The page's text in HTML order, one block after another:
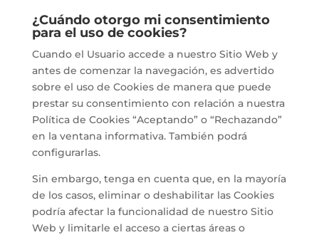
¿Cuándo otorgo mi consentimiento
para el uso de cookies?
Cuando el Usuario accede a nuestro Sitio Web y
antes de comenzar la navegación, es advertido
sobre el uso de Cookies de manera que puede
prestar su consentimiento con relación a nuestra
Política de Cookies “Aceptando” o “Rechazando”
en la ventana informativa. También podrá
configurarlas.
Sin embargo, tenga en cuenta que, en la mayoría
de los casos, eliminar o deshabilitar las Cookies
podría afectar la funcionalidad de nuestro Sitio
Web y limitarle el acceso a ciertas áreas o